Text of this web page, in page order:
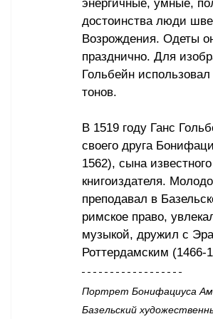
энергичные, умные,
достоинства люди
Возрождения. Одеты
празднично. Для
Гольбейн
тонов.
В 1519 году Ганс
своего друга
1562), сына
книгоиздателя.
преподавал в
римское право,
музыкой, дружил с
Роттердамским (1466-
Портрет Бонифациуса
Базельский